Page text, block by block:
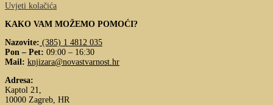
Uvjeti kolačića
KAKO VAM MOŽEMO POMOĆI?
Nazovite: (385) 1 4812 035
Pon – Pet: 09:00 – 16:30
Mail: knjizara@novastvarnost.hr
Adresa:
Kaptol 21,
10000 Zagreb, HR